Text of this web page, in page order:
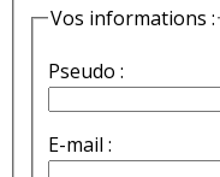
Vos informations :
Pseudo :
E-mail :